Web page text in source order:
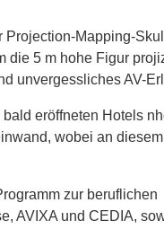
Mapping-
die 5 m hohe Figur
unvergessliches AV-
eröffneten Hotels
wobei an
zur beruflichen
AVIXA und CEDIA,